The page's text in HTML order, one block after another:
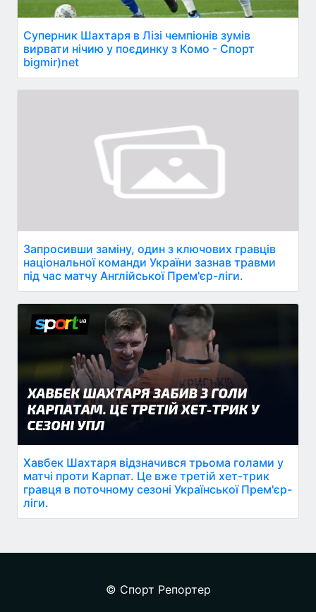
Суперник Шахтаря в Лізі чемпіонів зумів
вирвати нічию у поєдинку з Комо - Спорт
bigmir)net
Запросивши заміну, один з ключових гравців
національної команди України зазнав травми
під час матчу Англійської Прем'єр-ліги.
Хавбек Шахтаря відзначився трьома голами у
матчі проти Карпат. Це вже третій хет-трик
гравця в поточному сезоні Української Прем'єр-
ліги.
© Спорт Репортер